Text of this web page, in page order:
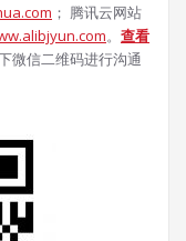
； 腾讯云网站
。 查看
微信二维码进行沟通